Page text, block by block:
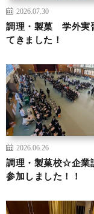
2026.07.30
調理・製菓 学外実
てきました！
2026.06.26
調理・製菓校☆企業
参加しました！！